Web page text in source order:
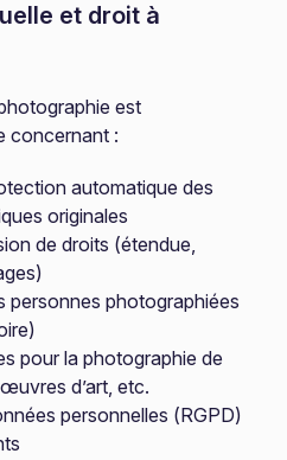
et droit à
est
concernant :
automatique des
originales
de droits (étendue,
personnes photographiées
pour la photographie de
d’art, etc.
personnelles (RGPD)